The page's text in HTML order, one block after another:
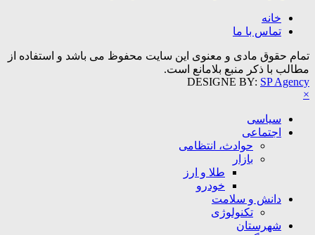
خانه
تماس با ما
تمام حقوق مادی و معنوی این سایت محفوظ می باشد و استفاده از
مطالب با ذکر منبع بلامانع است.
DESIGNE BY: SP Agency
×
سیاسی
اجتماعی
حوادث، انتظامی
بازار
طلا و ارز
خودرو
دانش و سلامت
تکنولوژی
شهرستان